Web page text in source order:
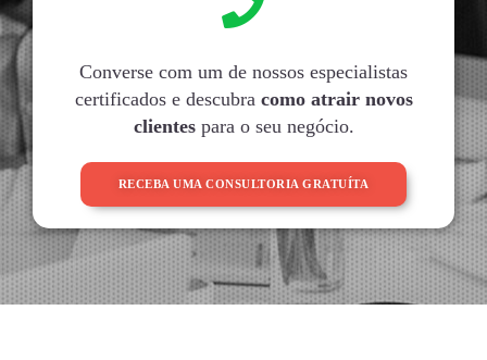
Converse com um de nossos especialistas
certificados e descubra como atrair novos
clientespara o seu negócio.
RECEBA UMA CONSULTORIA GRATUÍTA